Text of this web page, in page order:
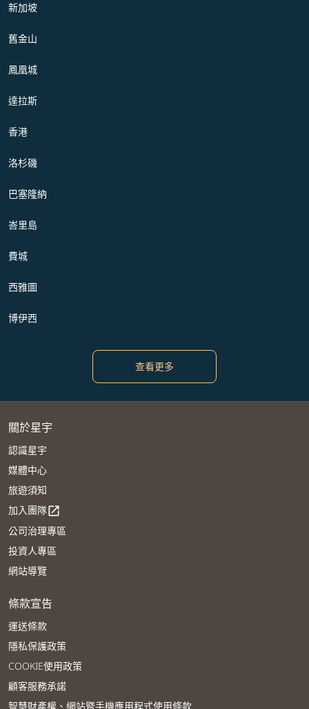
新加坡
舊金山
鳳凰城
達拉斯
香港
洛杉磯
巴塞隆納
峇里島
費城
西雅圖
博伊西
查看更多
關於星宇
認識星宇
媒體中心
旅遊須知
加入團隊open_in_new
公司治理專區
投資人專區
網站導覽
條款宣告
運送條款
隱私保護政策
COOKIE使用政策
顧客服務承諾
智慧財產權、網站暨手機應用程式使用條款